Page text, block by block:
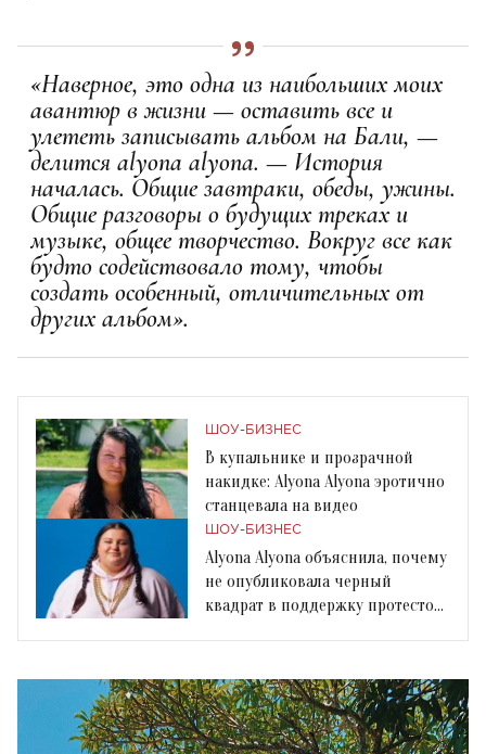
«Наверное, это одна из наибольших моих
авантюр в жизни — оставить все и
улететь записывать альбом на Бали, —
делится alyona alyona. — История
началась. Общие завтраки, обеды, ужины.
Общие разговоры о будущих треках и
музыке, общее творчество. Вокруг все как
будто содействовало тому, чтобы
создать особенный, отличительных от
других альбом».
ШОУ-БИЗНЕС
В купальнике и прозрачной
накидке: Alyona Alyona эротично
станцевала на видео
ШОУ-БИЗНЕС
Alyona Alyona объяснила, почему
не опубликовала черный
квадрат в поддержку протестов